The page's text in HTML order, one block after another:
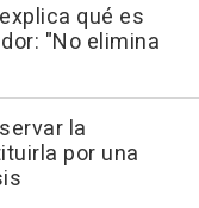
qué es
"No elimina
la
por una